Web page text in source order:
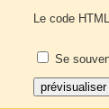
Le code
Se